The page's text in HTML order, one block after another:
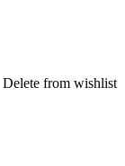
Delete from wishlist